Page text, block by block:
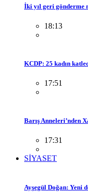
İki yıl geri gönderme
18:13
KCDP: 25 kadın
17:51
Barış Anneleri’nden
17:31
SİYASET
Ayşegül Doğan: Yeni